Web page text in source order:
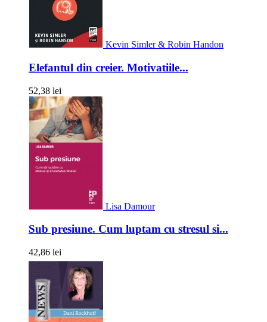
Kevin Simler & Robin Handon
Elefantul din creier. Motivatiile...
52,38 lei
Lisa Damour
Sub presiune. Cum luptam cu stresul si...
42,86 lei